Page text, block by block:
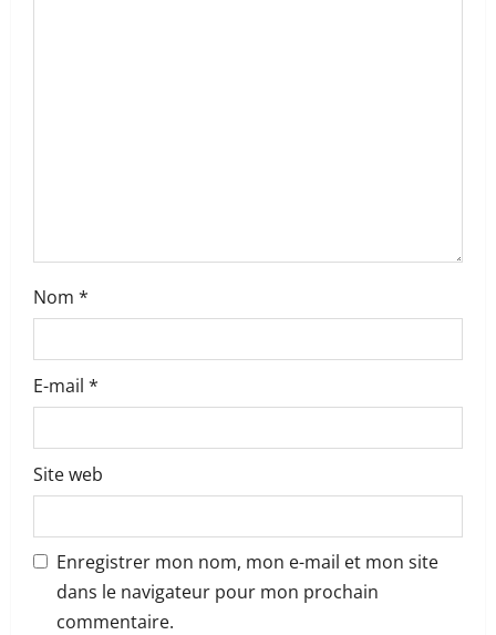
Nom *
E-mail *
Site web
Enregistrer mon nom, mon e-mail et mon site
dans le navigateur pour mon prochain
commentaire.